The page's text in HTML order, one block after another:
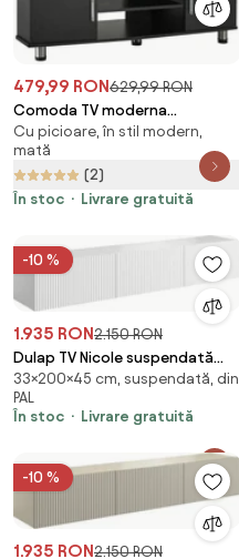
479,99 RON629,99 RON
Comoda TV moderna
HOMCOM, cu 2
compartimente inchise, raft,
blat, benzi antiderapante,
picioare din otel inox, din lemn,
Cu picioare, în stil modern,
mată
(2)
În stoc
Livrare gratuită
-10 %
1.935 RON2.150 RON
Dulap TV Nicole suspendată
200 cm cu sertar - alb mat
33×200×45 cm, suspendată, din
PAL
În stoc
Livrare gratuită
-10 %
1.935 RON2.150 RON